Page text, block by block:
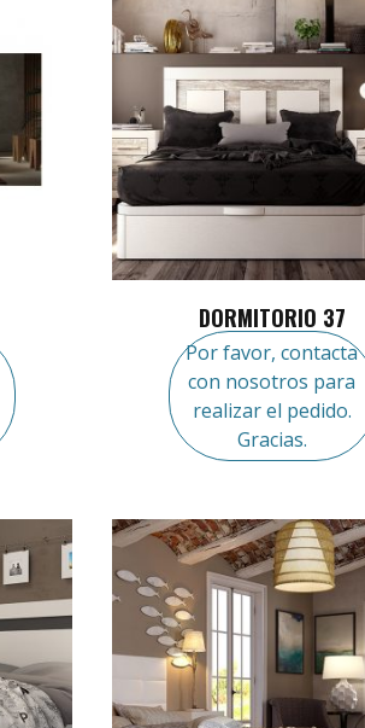
DORMITORIO 37
Por favor, contacta
con nosotros para
realizar el pedido.
Gracias.